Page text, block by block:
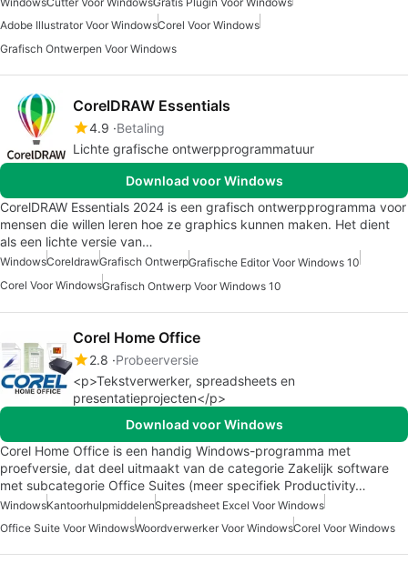
Adobe Illustrator Voor WindowsCorel Voor Windows
Grafisch Ontwerpen Voor Windows
CorelDRAW Essentials
4.9 Betaling
Lichte grafische ontwerpprogrammatuur
Download voor Windows
CorelDRAW Essentials 2024 is een grafisch ontwerpprogramma voor
mensen die willen leren hoe ze graphics kunnen maken. Het dient
als een lichte versie van…
WindowsCoreldrawGrafisch OntwerpGrafische Editor Voor Windows 10
Corel Voor WindowsGrafisch Ontwerp Voor Windows 10
Corel Home Office
2.8 Probeerversie
<p>Tekstverwerker, spreadsheets en
presentatieprojecten</p>
Download voor Windows
Corel Home Office is een handig Windows-programma met
proefversie, dat deel uitmaakt van de categorie Zakelijk software
met subcategorie Office Suites (meer specifiek Productivity…
WindowsKantoorhulpmiddelenSpreadsheet Excel Voor Windows
Office Suite Voor WindowsWoordverwerker Voor WindowsCorel Voor Windows